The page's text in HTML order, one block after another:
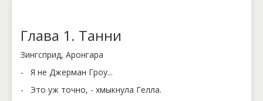
Глава 1. Танни
Зингсприд, Аронгара
- Я не Джерман Гроу...
- Это уж точно, - хмыкнула Гелла.